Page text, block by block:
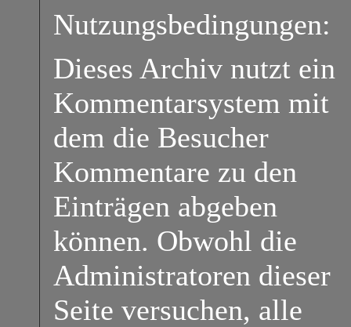
Nutzungsbedingungen:
Dieses Archiv nutzt ein
Kommentarsystem mit
dem die Besucher
Kommentare zu den
Einträgen abgeben
können. Obwohl die
Administratoren dieser
Seite versuchen, alle